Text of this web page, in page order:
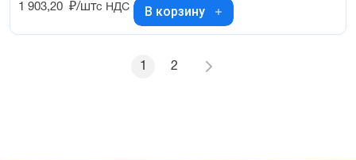
1 903,20 ₽/штс НДС В корзину
1 2